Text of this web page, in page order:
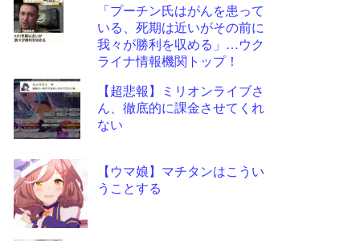
「プーチン氏はがんを患って
いる、死期は近いがその前に
我々が勝利を収める」…ウク
ライナ情報機関トップ！
【超悲報】ミリオンライブさ
ん、徹底的に課金させてくれ
ない
【ウマ娘】マチタンはこうい
うことする